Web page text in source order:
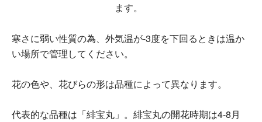
ます。
寒さに弱い性質の為、外気温が-3度を下回るときは温か
い場所で管理してください。
花の色や、花びらの形は品種によって異なります。
代表的な品種は「緋宝丸」。緋宝丸の開花時期は4-8月